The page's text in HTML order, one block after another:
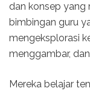
dan konsep yang
bimbingan guru
mengeksplorasi
menggambar,
Mereka belajar